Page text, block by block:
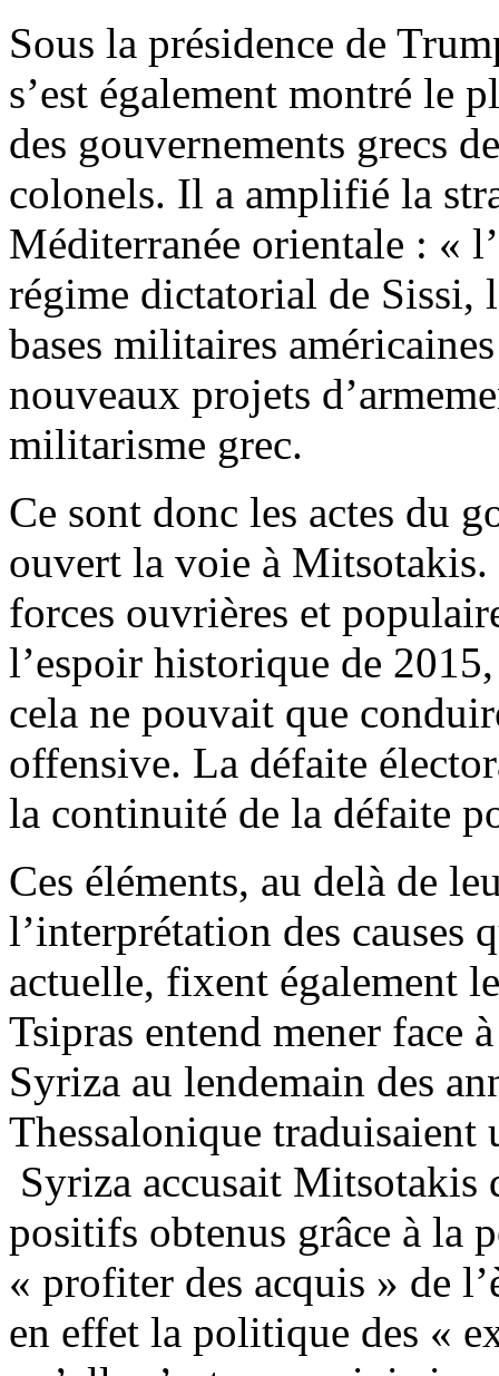
Sous la présidence de
s’est également montré le
des gouvernements grecs
colonels. Il a amplifié la
Méditerranée orientale : «
régime dictatorial de Sissi,
bases militaires
nouveaux projets
militarisme grec.
Ce sont donc les actes du
ouvert la voie à Mitsotakis.
forces ouvrières et
l’espoir historique de
cela ne pouvait que
offensive. La défaite
la continuité de la défaite
Ces éléments, au delà de
l’interprétation des
actuelle, fixent également
Tsipras entend mener face
Syriza au lendemain des
Thessalonique traduisaient
Syriza accusait Mitsotakis
positifs obtenus grâce à la
« profiter des acquis » de
en effet la politique des «